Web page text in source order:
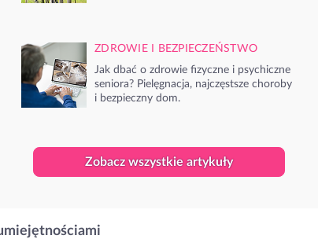
ZDROWIE I BEZPIECZEŃSTWO
Jak dbać o zdrowie fizyczne i psychiczne
seniora? Pielęgnacja, najczęstsze choroby
i bezpieczny dom.
Zobacz wszystkie artykuły